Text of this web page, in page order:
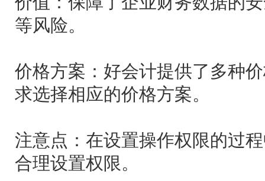
等风险。
价格方案：好会计提供了多种
求选择相应的价格方案。
注意点：在设置操作权限的过
合理设置权限。